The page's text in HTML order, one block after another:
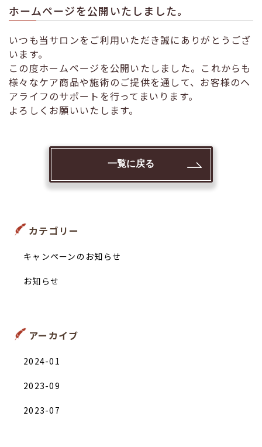
ホームページを公開いたしました。
いつも当サロンをご利用いただき誠にありがとうござ
います。
この度ホームページを公開いたしました。これからも
様々なケア商品や施術のご提供を通して、お客様のヘ
アライフのサポートを行ってまいります。
よろしくお願いいたします。
一覧に戻る
カテゴリー
キャンペーンのお知らせ
お知らせ
アーカイブ
2024-01
2023-09
2023-07